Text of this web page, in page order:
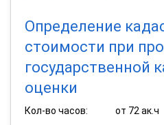
Определение
стоимости при
государственной
оценки
Кол-во часов:
от 72 ак.ч